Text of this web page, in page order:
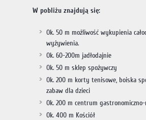
W pobliżu znajdują się:
Ok. 50 m możliwość wykupienia
wyżywienia.
Ok. 60-200m jadłodajnie
Ok. 50 m sklep spożywczy
Ok. 200 m korty tenisowe, boiska
zabaw dla dzieci
Ok. 200 m centrum
Ok. 400 m Kościół